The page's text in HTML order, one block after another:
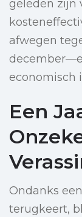
geleden zijn
afwegen
economisch
Een
Ondanks
terugkeert,